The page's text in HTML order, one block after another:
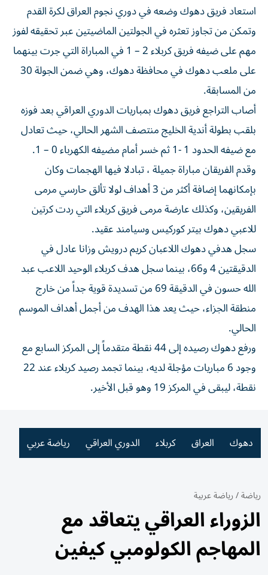
استعاد فريق دهوك وضعه في دوري نجوم العراق لكرة القدم
وتمكن من تجاوز تعثره في الجولتين الماضيتين عبر تحقيقه لفوز
مهم على ضيفه فريق كربلاء 2 – 1 في المباراة التي جرت بينهما
على ملعب دهوك في محافظة دهوك، وهي ضمن الجولة 30
من المسابقة.
أصاب التراجع فريق دهوك بمباريات الدوري العراقي بعد فوزه
بلقب بطولة أندية الخليج منتصف الشهر الحالي، حيث تعادل
مع ضيفه الحدود 1 -1 ثم خسر أمام مضيفه الكهرباء 0 – 1.
وقدم الفريقان مباراة جميلة ، تبادلا فيها الهجمات وكان
بإمكانهما إضافة أكثر من 3 أهداف لولا تألق حارسي مرمى
الفريقين، وكذلك عارضة مرمى فريق كربلاء التي ردت كرتين
للاعبي دهوك بيتر كوركيس وسيامند عقيد.
سجل هدفي دهوك اللاعبان كريم درويش وزانا عادل في
الدقيقتين 4 و66، بينما سجل هدف كربلاء الوحيد اللاعب عبد
الله حسون في الدقيقة 69 من تسديدة قوية جداً من خارج
منطقة الجزاء، حيث يعد هذا الهدف من أجمل أهداف الموسم
الحالي.
ورفع دهوك رصيده إلى 44 نقطة متقدماً إلى المركز السابع مع
وجود 6 مباريات مؤجلة لديه، بينما تجمد رصيد كربلاء عند 22
نقطة، ليبقى في المركز 19 وهو قبل الأخير.
دهوك العراق كربلاء الدوري العراقي رياضة عربي
رياضة/رياضة عربية
الزوراء العراقي يتعاقد مع
المهاجم الكولومبي كيفين